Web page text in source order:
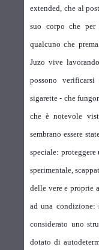
extended, che al
suo corpo che per
qualcuno che
Juzo vive
possono
sigarette - che
che è notevole
sembrano essere
speciale:
sperimentale,
delle vere e proprie
ad una condizione:
considerato uno
dotato di